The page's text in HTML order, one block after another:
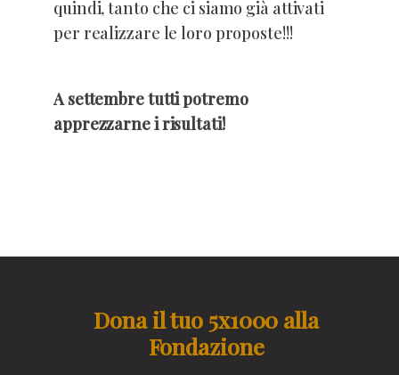
quindi, tanto che ci siamo già attivati
per realizzare le loro proposte!!!
A settembre tutti potremo
apprezzarne i risultati!
Dona il tuo 5x1000 alla
Fondazione